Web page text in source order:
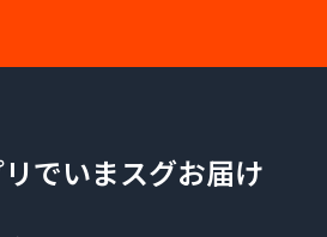
でいまスグお届け